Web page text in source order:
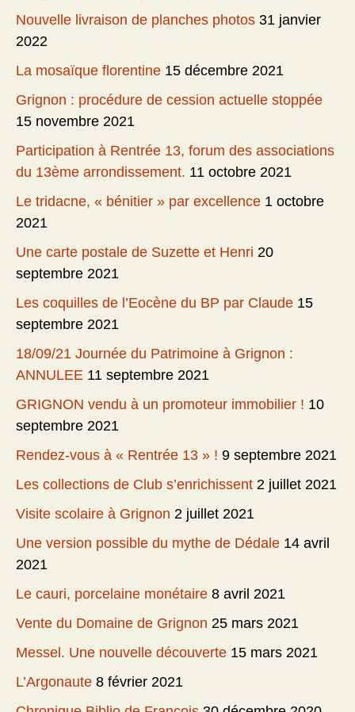
Nouvelle livraison de planches photos 31 janvier
2022
La mosaïque florentine 15 décembre 2021
Grignon : procédure de cession actuelle stoppée
15 novembre 2021
Participation à Rentrée 13, forum des associations
du 13ème arrondissement. 11 octobre 2021
Le tridacne, « bénitier » par excellence 1 octobre
2021
Une carte postale de Suzette et Henri 20
septembre 2021
Les coquilles de l’Eocène du BP par Claude 15
septembre 2021
18/09/21 Journée du Patrimoine à Grignon :
ANNULEE 11 septembre 2021
GRIGNON vendu à un promoteur immobilier ! 10
septembre 2021
Rendez-vous à « Rentrée 13 » ! 9 septembre 2021
Les collections de Club s’enrichissent 2 juillet 2021
Visite scolaire à Grignon 2 juillet 2021
Une version possible du mythe de Dédale 14 avril
2021
Le cauri, porcelaine monétaire 8 avril 2021
Vente du Domaine de Grignon 25 mars 2021
Messel. Une nouvelle découverte 15 mars 2021
L’Argonaute 8 février 2021